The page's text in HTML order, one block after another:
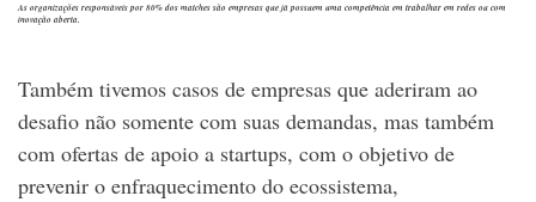
As organizações responsáveis por 80% dos matches são empresas que já possuem uma competência em trabalhar em redes ou com
inovação aberta.
Também tivemos casos de empresas que aderiram ao
desafio não somente com suas demandas, mas também
com ofertas de apoio a startups, com o objetivo de
prevenir o enfraquecimento do ecossistema,